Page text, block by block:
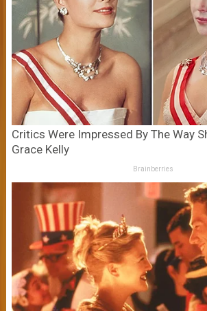
Critics Were Impressed By The Way
Grace Kelly
Brainberries